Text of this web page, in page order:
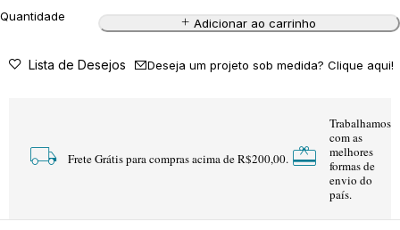
Quantidade Adicionar ao carrinho
Lista de Desejos Deseja um projeto sob medida? Clique aqui!
Frete Grátis para compras acima de R$200,00.
Trabalhamos
com as
melhores
formas de
envio do
país.